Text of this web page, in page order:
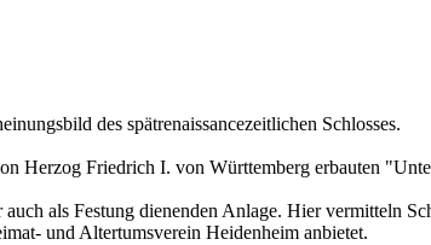
des spätrenaissancezeitlichen Schlosses.
Herzog Friedrich I. von Württemberg erbauten
als Festung dienenden Anlage. Hier vermitteln
und Altertumsverein Heidenheim anbietet.